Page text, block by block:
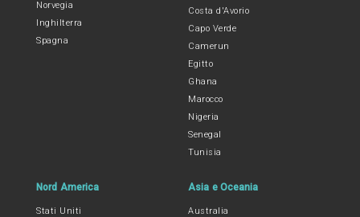
Norvegia
Inghilterra
Spagna
Costa d'Avorio
Capo Verde
Camerun
Egitto
Ghana
Marocco
Nigeria
Senegal
Tunisia
Nord America
Stati Uniti
Asia e Oceania
Australia